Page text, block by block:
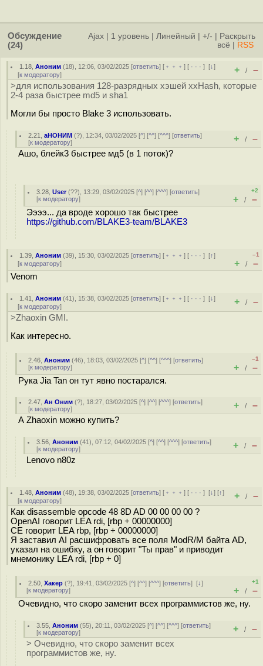
Обсуждение
(24)
Ajax 1 уровень Линейный +/-
Раскрыть
всё
RSS
1.18 ,Аноним (18), 12:06, 03/02/2025 [ответить] [ ﹢﹢﹢] [ · · ·][↓]
[к модератору] + / –
>для использования 128-разрядных хэшей xxHash, которые
2-4 раза быстрее md5 и sha1
Могли бы просто Blake 3 использовать.
2.21 ,аНОНИМ (?), 12:34, 03/02/2025 [^] [^^] [^^^] [ответить]
[к модератору] + / –
Ашо, блейк3 быстрее мд5 (в 1 поток)?
3.28 ,User(??), 13:29, 03/02/2025 [^] [^^] [^^^] [ответить]
[к модератору]
+2
+ / –
Ээээ... да вроде хорошо так быстрее
https://github.com/BLAKE3-team/BLAKE3
1.39 ,Аноним (39), 15:30, 03/02/2025 [ответить] [ ﹢﹢﹢] [ · · ·][↑]
[к модератору]
–1
+ / –
Venom
1.41 ,Аноним (41), 15:38, 03/02/2025 [ответить] [ ﹢﹢﹢] [ · · ·][↓]
[к модератору] + / –
>Zhaoxin GMI.
Как интересно.
2.46 ,Аноним (46), 18:03, 03/02/2025 [^] [^^] [^^^] [ответить]
[к модератору]
–1
+ / –
Рука Jia Tan он тут явно постарался.
2.47 ,Ан Оним (?), 18:27, 03/02/2025 [^] [^^] [^^^] [ответить]
[к модератору] + / –
А Zhaoxin можно купить?
3.56 ,Аноним (41), 07:12, 04/02/2025 [^] [^^] [^^^] [ответить]
[к модератору] + / –
Lenovo n80z
1.48 ,Аноним (48), 19:38, 03/02/2025 [ответить] [ ﹢﹢﹢] [ · · ·][↓] [↑]
[к модератору] + / –
Как disassemble opcode 48 8D AD 00 00 00 00 ?
OpenAI говорит LEA rdi, [rbp + 00000000]
CE говорит LEA rbp, [rbp + 00000000]
Я заставил AI расшифровать все поля ModR/M байта AD,
указал на ошибку, а он говорит "Ты прав" и приводит
мнемонику LEA rdi, [rbp + 0]
2.50 ,Хакер (?), 19:41, 03/02/2025 [^] [^^] [^^^] [ответить][↓]
[к модератору]
+1
+ / –
Очевидно, что скоро заменит всех программистов же, ну.
3.55 ,Аноним (55), 20:11, 03/02/2025 [^] [^^] [^^^] [ответить]
[к модератору] + / –
> Очевидно, что скоро заменит всех
программистов же, ну.